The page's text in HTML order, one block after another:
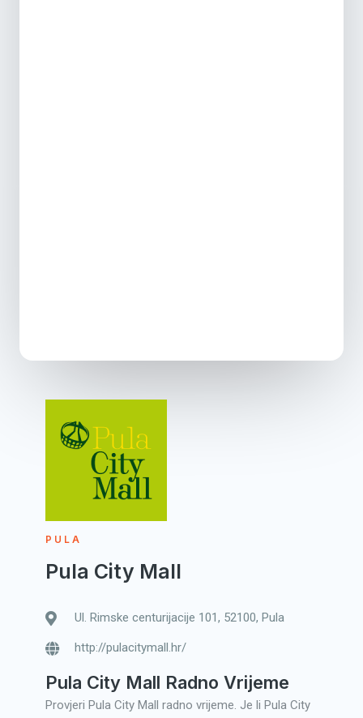
PULA
Pula City Mall
Ul. Rimske centurijacije 101, 52100, Pula
http://pulacitymall.hr/
Pula City Mall Radno Vrijeme
Provjeri Pula City Mall radno vrijeme. Je li Pula City